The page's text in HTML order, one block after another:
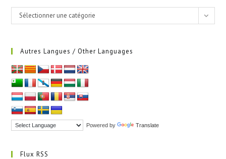
Catégories
Sélectionner une catégorie
Autres Langues / Other Languages
Powered by Translate
Flux RSS